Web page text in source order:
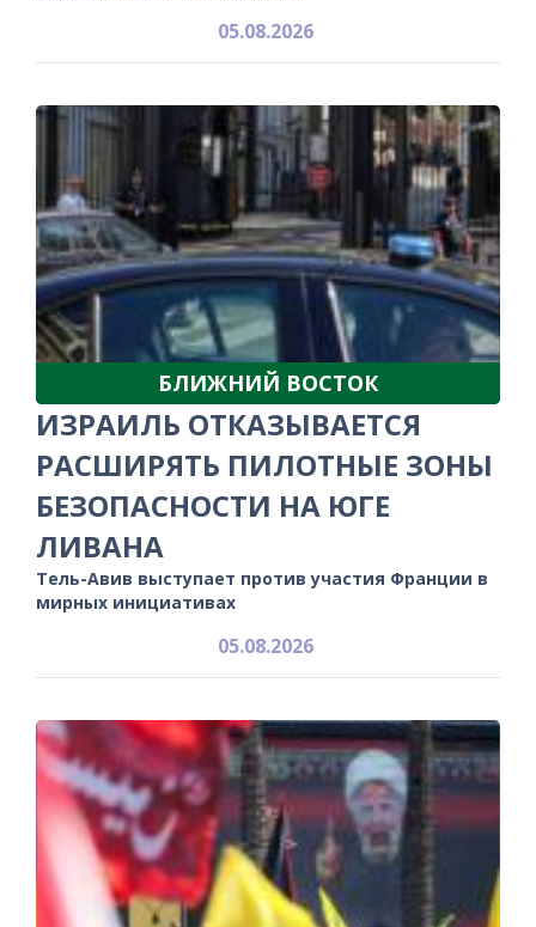
05.08.2026
БЛИЖНИЙ ВОСТОК
ИЗРАИЛЬ ОТКАЗЫВАЕТСЯ
РАСШИРЯТЬ ПИЛОТНЫЕ ЗОНЫ
БЕЗОПАСНОСТИ НА ЮГЕ
ЛИВАНА
Тель-Авив выступает против участия Франции в
мирных инициативах
05.08.2026